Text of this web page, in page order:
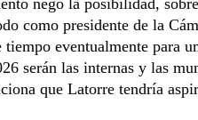
como presidente de la
eventualmente para
serán las internas y las
que Latorre tendría